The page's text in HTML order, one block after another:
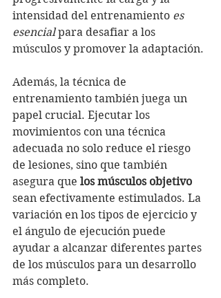
intensidad del entrenamiento es
esencial para desafiar a los
músculos y promover la adaptación.
Además, la técnica de
entrenamiento también juega un
papel crucial. Ejecutar los
movimientos con una técnica
adecuada no solo reduce el riesgo
de lesiones, sino que también
asegura que los músculos objetivo
sean efectivamente estimulados. La
variación en los tipos de ejercicio y
el ángulo de ejecución puede
ayudar a alcanzar diferentes partes
de los músculos para un desarrollo
más completo.